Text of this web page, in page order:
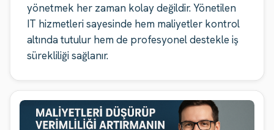
yönetmek her zaman kolay değildir. Yönetilen
IT hizmetleri sayesinde hem maliyetler kontrol
altında tutulur hem de profesyonel destekle iş
sürekliliği sağlanır.